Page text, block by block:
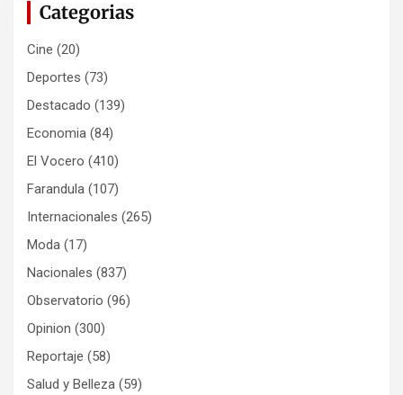
Categorias
Cine (20)
Deportes (73)
Destacado (139)
Economia (84)
El Vocero (410)
Farandula (107)
Internacionales (265)
Moda (17)
Nacionales (837)
Observatorio (96)
Opinion (300)
Reportaje (58)
Salud y Belleza (59)